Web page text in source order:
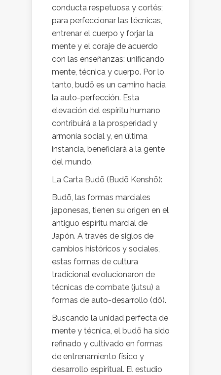
conducta respetuosa y cortés;
para perfeccionar las técnicas,
entrenar el cuerpo y forjar la
mente y el coraje de acuerdo
con las enseñanzas: unificando
mente, técnica y cuerpo. Por lo
tanto, budō es un camino hacia
la auto-perfección. Esta
elevación del espíritu humano
contribuirá a la prosperidad y
armonía social y, en última
instancia, beneficiará a la gente
del mundo.
La Carta Budō (Budō Kenshō):
Budō, las formas marciales
japonesas, tienen su origen en el
antiguo espíritu marcial de
Japón. A través de siglos de
cambios históricos y sociales,
estas formas de cultura
tradicional evolucionaron de
técnicas de combate (jutsu) a
formas de auto-desarrollo (dō).
Buscando la unidad perfecta de
mente y técnica, el budō ha sido
refinado y cultivado en formas
de entrenamiento físico y
desarrollo espiritual. El estudio